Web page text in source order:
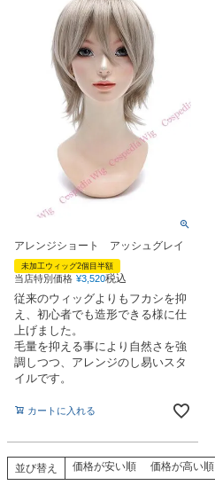
アレンジショート アッシュグレイ
未加工ウィッグ2個目半額
当店特別価格 ¥3,520税込
従来のウィッグよりもフカシを抑
え、初心者でも造形できる様に仕
上げました。
毛量を抑える事により自然さを強
調しつつ、アレンジのし易いスタ
イルです。
カートに入れる
並び替え 価格が安い順 価格が高い順